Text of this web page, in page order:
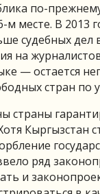
по-
м месте. В
судебных дел
на
— остается
стран по
страны
Кыргызстан
ряд
и